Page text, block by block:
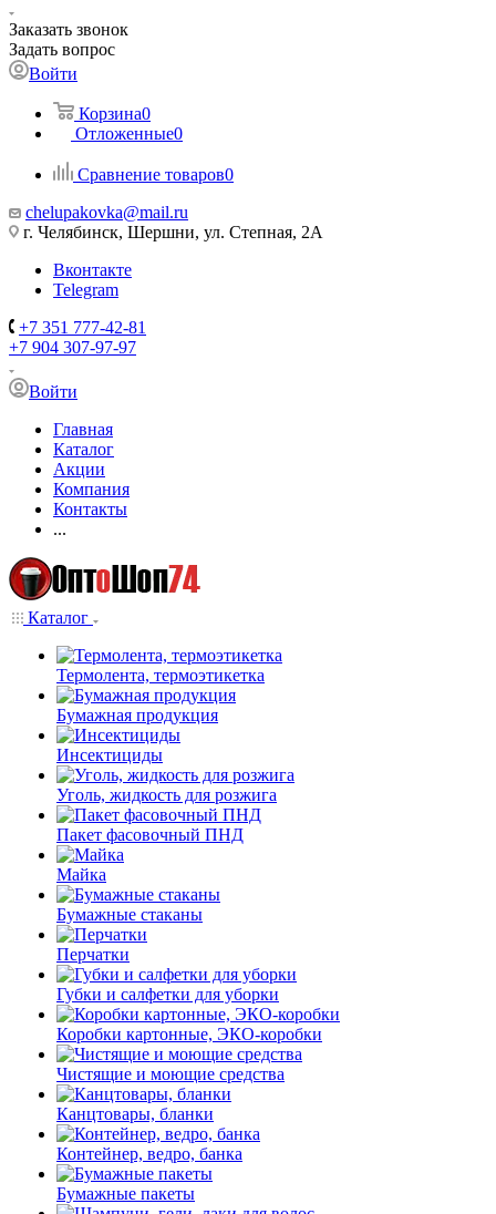
Заказать звонок
Задать вопрос
Войти
Корзина0
Отложенные0
Сравнение товаров0
chelupakovka@mail.ru
г. Челябинск, Шершни, ул. Степная, 2А
Вконтакте
Telegram
+7 351 777-42-81
+7 904 307-97-97
Войти
Главная
Каталог
Акции
Компания
Контакты
...
Каталог
Термолента, термоэтикетка
Бумажная продукция
Инсектициды
Уголь, жидкость для розжига
Пакет фасовочный ПНД
Майка
Бумажные стаканы
Перчатки
Губки и салфетки для уборки
Коробки картонные, ЭКО-коробки
Чистящие и моющие средства
Канцтовары, бланки
Контейнер, ведро, банка
Бумажные пакеты